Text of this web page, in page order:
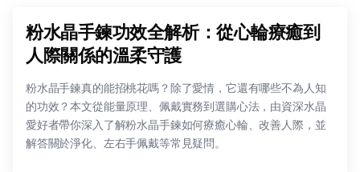
粉水晶手鍊功效全解析：從心輪療癒到
人際關係的溫柔守護
粉水晶手鍊真的能招桃花嗎？除了愛情，它還有哪些不為人知
的功效？本文從能量原理、佩戴實務到選購心法，由資深水晶
愛好者帶你深入了解粉水晶手鍊如何療癒心輪、改善人際，並
解答關於淨化、左右手佩戴等常見疑問。